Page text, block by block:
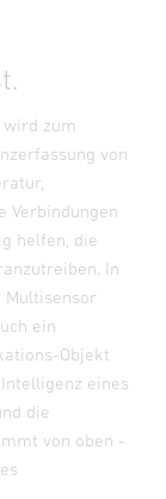
zum
von
Verbindungen
helfen, die
In
Multisensor
ein
Objekt
eines
die
von oben -